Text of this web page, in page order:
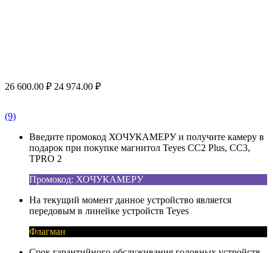
26 600.00 ₽ 24 974.00 ₽
(9)
Введите промокод ХОЧУКАМЕРУ и получите камеру в
подарок при покупке магнитол Teyes CC2 Plus, CC3,
TPRO 2
Промокод: ХОЧУКАМЕРУ
На текущий момент данное устройство является
передовым в линейке устройств Teyes
Флагман